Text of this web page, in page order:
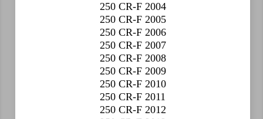
250 CR-F 2004
250 CR-F 2005
250 CR-F 2006
250 CR-F 2007
250 CR-F 2008
250 CR-F 2009
250 CR-F 2010
250 CR-F 2011
250 CR-F 2012